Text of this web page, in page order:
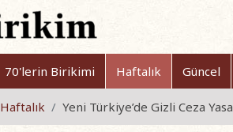
70'lerin Birikimi Haftalık Güncel
Haftalık Yeni Türkiye’de Gizli Ceza